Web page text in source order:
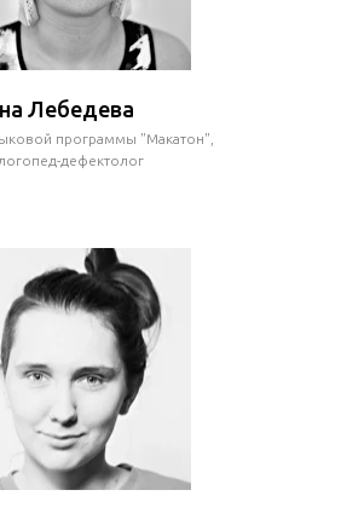
Лебедева
программы "Макатон",
логопед-дефектолог